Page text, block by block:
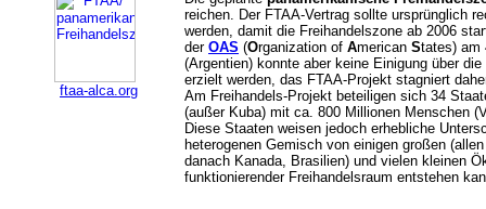
ftaa-alca.org
reichen. Der FTAA-Vertrag sollte ursprünglich
werden, damit die Freihandelszone ab 2006
der OAS (Organization of American States) am
(Argentien) konnte aber keine Einigung über
erzielt werden, das FTAA-Projekt stagniert
Am Freihandels-Projekt beteiligen sich 34
(außer Kuba) mit ca. 800 Millionen Menschen
Diese Staaten weisen jedoch erhebliche
heterogenen Gemisch von einigen großen
danach Kanada, Brasilien) und vielen kleinen
funktionierender Freihandelsraum entstehen